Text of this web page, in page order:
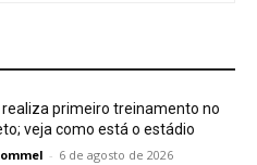
realiza primeiro treinamento no
veja como está o estádio
- 6 de agosto de 2026